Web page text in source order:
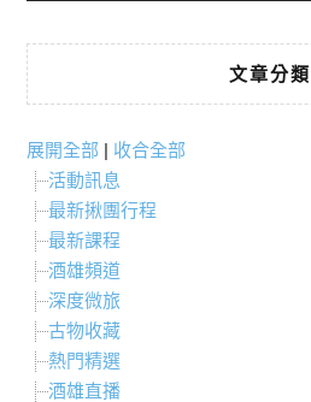
文章分類
展開全部 | 收合全部
活動訊息
最新揪團行程
最新課程
酒雄頻道
深度微旅
古物收藏
熱門精選
酒雄直播